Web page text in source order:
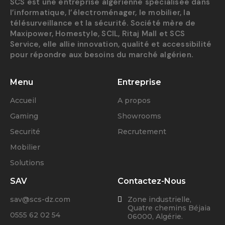
l’informatique, l’électroménager, le mobilier, la
télésurveillance et la sécurité. Société mère de
Maxipower, Homestyle, SCIL, Ritaj Mall et SCS
Service, elle allie innovation, qualité et accessibilité
pour répondre aux besoins du marché algérien.
Menu
Accueil
Gaming
Securité
Mobilier
Solutions
Entreprise
A propos
Showrooms
Recrutement
SAV
sav@scs-dz.com
0555 62 02 54
Contactez-Nous
Zone industrielle,
Quatre chemins Béjaia
06000, Algérie.